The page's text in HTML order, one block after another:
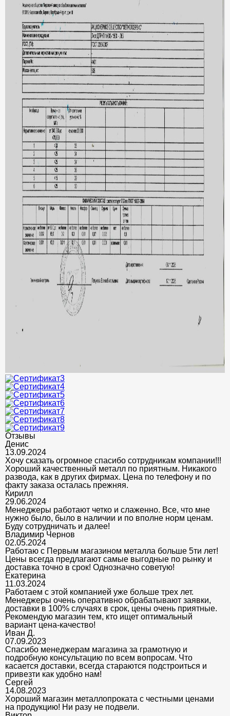
Отзывы
Денис
13.09.2024
Хочу сказать огромное спасибо сотрудникам компании!!!
Хороший качественный металл по приятным. Никакого
развода, как в других фирмах. Цена по телефону и по
факту заказа осталась прежняя.
Кирилл
29.06.2024
Менеджеры работают четко и слаженно. Все, что мне
нужно было, было в наличии и по вполне норм ценам.
Буду сотрудничать и далее!
Владимир Чернов
02.05.2024
Работаю с Первым магазином металла больше 5ти лет!
Цены всегда предлагают самые выгодные по рынку и
доставка точно в срок! Однозначно советую!
Екатерина
11.03.2024
Работаем с этой компанией уже больше трех лет.
Менеджеры очень оперативно обрабатывают заявки,
доставки в 100% случаях в срок, цены очень приятные.
Рекомендую магазин тем, кто ищет оптимальный
вариант цена-качество!
Иван Д.
07.09.2023
Спасибо менеджерам магазина за грамотную и
подробную консультацию по всем вопросам. Что
касается доставки, всегда стараются подстроиться и
привезти как удобно нам!
Сергей
14.08.2023
Хороший магазин металлопроката с честными ценами
на продукцию! Ни разу не подвели.